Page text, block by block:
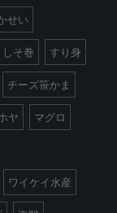
せい
しそ巻 すり身
チーズ笹かま
ヤ マグロ
ワイケイ水産